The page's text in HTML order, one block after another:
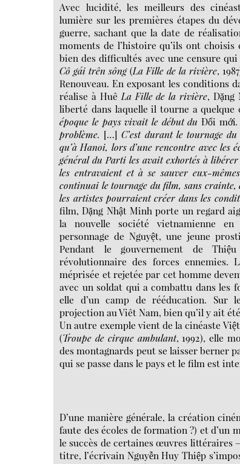
Avec lucidité, les meilleurs des
lumière sur les premières étapes du
guerre, sachant que la date de
moments de l’histoire qu’ils ont
bien des difficultés avec une censure qui
Cô gái trên sông(La Fille de la rivière,
Renouveau. En exposant les conditions
réalise à HuêLa Fille de la rivière, Dặng
liberté dans laquelle il tourne a
époque le pays vivait le début duĐổi mới
problème. […]C’est durant le tournage
qu’à Hanoi, lors d’une rencontre avec les
général du Parti les avait exhortés à
les entravaient et à se sauver eux-
continuai le tournage du film, sans crainte,
les artistes pourraient créer dans les
film, Dặng Nhật Minh porte un regard
la nouvelle société vietnamienne en
personnage de Nguyệt, une jeune
Pendant le gouvernement de Thiệu
révolutionnaire des forces ennemies.
méprisée et rejetée par cet homme
avec un soldat qui a combattu dans les
elle d’un camp de rééducation.
projection au Viêt Nam, bien qu’il y ait
Un autre exemple vient de la cinéaste
(Troupe de cirque ambulant, 1992), elle
des montagnards peut se laisser berner
qui se passe dans le pays et le film est
D’une manière générale, la création
faute des écoles de formation ?) et
le succès de certaines œuvres littéraires
titre, l’écrivain Nguyễn Huy Thiệp